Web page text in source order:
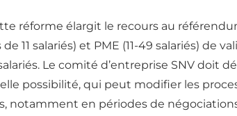
réforme élargit le recours au
de 11 salariés) et PME (11-49 salariés) de
Le comité d’entreprise SNV doit
possibilité, qui peut modifier les
notamment en périodes de